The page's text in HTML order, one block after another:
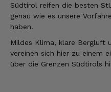
Südtirol reifen die besten
genau wie es unsere
haben.
Mildes Klima, klare Bergluft
vereinen sich hier zu einem
über die Grenzen Südtirols